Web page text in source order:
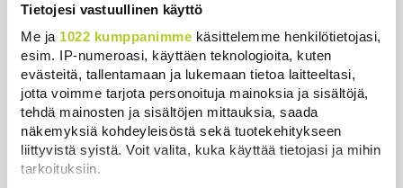
Tietojesi vastuullinen käyttö
Me ja 1022 kumppanimme käsittelemme henkilötietojasi,
esim. IP-numeroasi, käyttäen teknologioita, kuten
evästeitä, tallentamaan ja lukemaan tietoa laitteeltasi,
jotta voimme tarjota personoituja mainoksia ja sisältöjä,
tehdä mainosten ja sisältöjen mittauksia, saada
näkemyksiä kohdeyleisöstä sekä tuotekehitykseen
liittyvistä syistä. Voit valita, kuka käyttää tietojasi ja mihin
tarkoituksiin.
ja Venäjän kanssa, kriitikot
huolissaan – ”Loistava peiterooli”
Uutiset | 5.8.2026 22:07
Khamenein kanssa viestiminen on
vaikeaa, sanoo Iranin presidentti
Uutiset | 6.8.2026 0:58